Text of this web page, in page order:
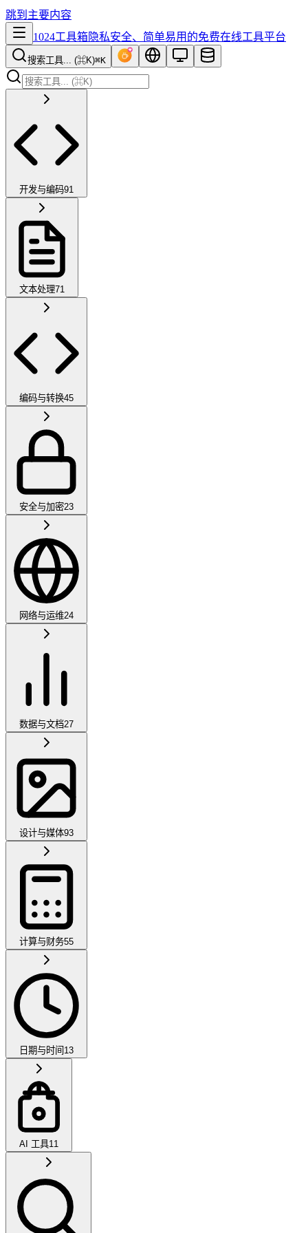
跳到主要内容
1024工具箱隐私安全、简单易用的免费在线工具平台
搜索工具... (⌘K)⌘K
开发与编码91
文本处理71
编码与转换45
安全与加密23
网络与运维24
数据与文档27
设计与媒体93
计算与财务55
日期与时间 13
AI 工具11